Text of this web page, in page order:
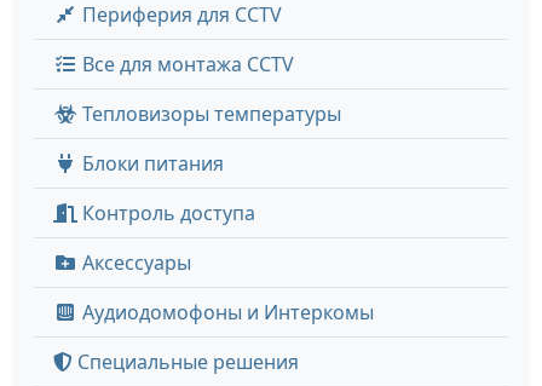
Периферия для CCTV
Все для монтажа CCTV
Тепловизоры температуры
Блоки питания
Контроль доступа
Аксессуары
Аудиодомофоны и Интеркомы
Специальные решения